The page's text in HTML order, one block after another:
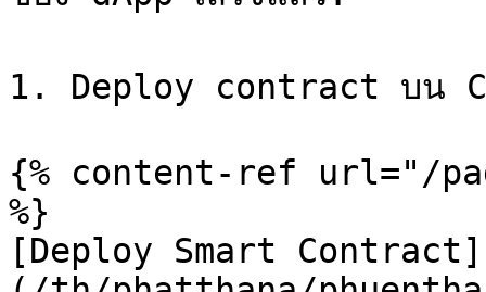
1. Deploy contract บน
{% content-ref url="/
%}
[Deploy Smart Contract]